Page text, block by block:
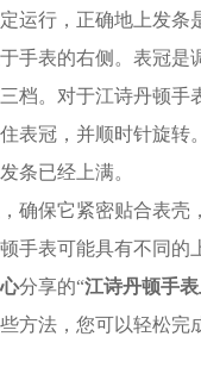
运行，正确地上发
表的右侧。表冠是
。对于江诗丹顿手
冠，并顺时针旋转
条已经上满。
保它紧密贴合表壳
表可能具有不同的
分享的“江诗丹顿手
方法，您可以轻松